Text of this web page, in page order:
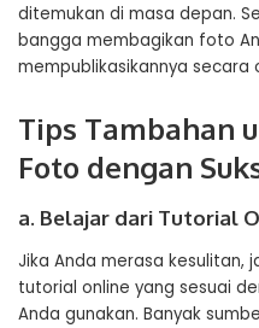
ditemukan di masa depan.
bangga membagikan foto
mempublikasikannya secara
Tips Tambahan
Foto dengan
a. Belajar dari Tutorial
Jika Anda merasa kesulitan,
tutorial online yang sesuai
Anda gunakan. Banyak